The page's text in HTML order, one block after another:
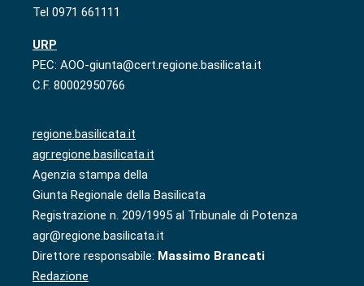
Tel 0971 661111
URP
PEC: AOO-giunta@cert.regione.basilicata.it
C.F. 80002950766
regione.basilicata.it
agr.regione.basilicata.it
Agenzia stampa della
Giunta Regionale della Basilicata
Registrazione n. 209/1995 al Tribunale di Potenza
agr@regione.basilicata.it
Direttore responsabile: Massimo Brancati
Redazione